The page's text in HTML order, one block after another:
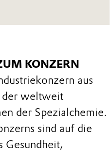
KONZERN
aus
der weltweit
der Spezialchemie.
sind auf die
Gesundheit,